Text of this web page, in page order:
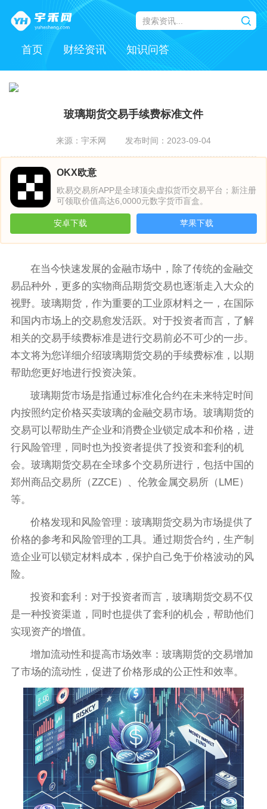
首页 财经资讯 知识问答
玻璃期货交易手续费标准文件
来源：宇禾网 发布时间：2023-09-04
OKX欧意
欧易交易所APP是全球顶尖虚拟货币交易平台；新注册
可领取价值高达6,0000元数字货币盲盒。
安卓下载 苹果下载
在当今快速发展的金融市场中，除了传统的金融交
易品种外，更多的实物商品期货交易也逐渐走入大众的
视野。玻璃期货，作为重要的工业原材料之一，在国际
和国内市场上的交易愈发活跃。对于投资者而言，了解
相关的交易手续费标准是进行交易前必不可少的一步。
本文将为您详细介绍玻璃期货交易的手续费标准，以期
帮助您更好地进行投资决策。
玻璃期货市场是指通过标准化合约在未来特定时间
内按照约定价格买卖玻璃的金融交易市场。玻璃期货的
交易可以帮助生产企业和消费企业锁定成本和价格，进
行风险管理，同时也为投资者提供了投资和套利的机
会。玻璃期货交易在全球多个交易所进行，包括中国的
郑州商品交易所（ZZCE）、伦敦金属交易所（LME）
等。
价格发现和风险管理：玻璃期货交易为市场提供了
价格的参考和风险管理的工具。通过期货合约，生产制
造企业可以锁定材料成本，保护自己免于价格波动的风
险。
投资和套利：对于投资者而言，玻璃期货交易不仅
是一种投资渠道，同时也提供了套利的机会，帮助他们
实现资产的增值。
增加流动性和提高市场效率：玻璃期货的交易增加
了市场的流动性，促进了价格形成的公正性和效率。